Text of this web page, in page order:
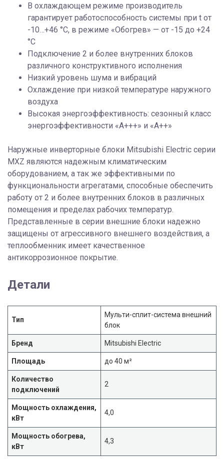
В охлаждающем режиме производитель
гарантирует работоспособность системы при t от
-10…+46 °С, в режиме «Обогрев» — от -15 до +24
°С
Подключение 2 и более внутренних блоков
различного конструктивного исполнения
Низкий уровень шума и вибраций
Охлаждение при низкой температуре наружного
воздуха
Высокая энергоэффективность: сезонный класс
энергоэффективности «А+++» и «А++»
Наружные инверторные блоки Mitsubishi Electric серии
MXZ являются надежным климатическим
оборудованием, а так же эффективными по
функциональности агрегатами, способные обеспечить
работу от 2 и более внутренних блоков в различных
помещения и пределах рабочих температур.
Представленные в серии внешние блоки надежно
защищены от агрессивного внешнего воздействия, а
теплообменник имеет качественное
антикоррозионное покрытие.
Детали
Тип
Мульти-сплит-система внешний
блок
Бренд Mitsubishi Electric
Площадь до 40 м²
Количество
подключений
2
Мощность охлаждения,
кВт
4,0
Мощность обогрева,
кВт
4,3